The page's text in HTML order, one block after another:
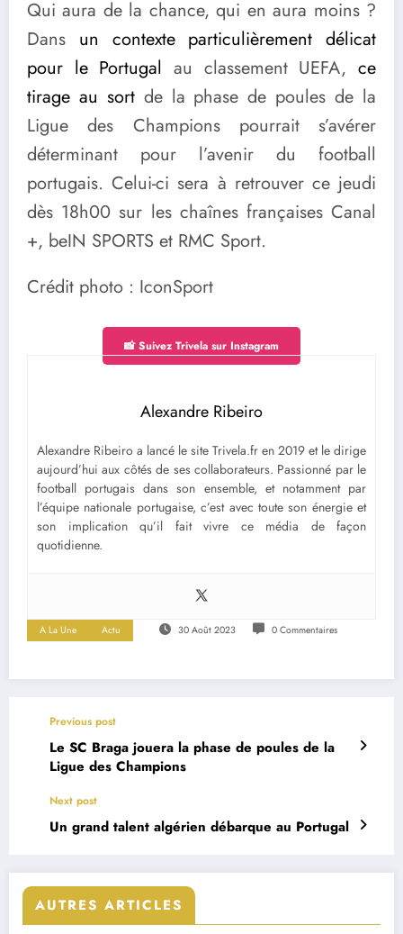
Qui aura de la chance, qui en aura moins ?
Dans un contexte particulièrement délicat
pour le Portugal au classement UEFA,ce
tirage au sortde la phase de poules de la
Ligue des Champions pourrait s’avérer
déterminant pour l’avenir du football
portugais. Celui-ci sera à retrouver ce jeudi
dès 18h00 sur les chaînes françaises Canal
+, beIN SPORTS et RMC Sport.
Crédit photo : IconSport
📸 Suivez Trivela sur Instagram
Alexandre Ribeiro
Alexandre Ribeiro a lancé le site Trivela.fr en 2019 et le dirige
aujourd’hui aux côtés de ses collaborateurs. Passionné par le
football portugais dans son ensemble, et notamment par
l’équipe nationale portugaise, c’est avec toute son énergie et
son implication qu’il fait vivre ce média de façon
quotidienne.
A La Une Actu 30 Août 2023 0 Commentaires
Previous post
Le SC Braga jouera la phase de poules de la
Ligue des Champions
Next post
Un grand talent algérien débarque au Portugal
AUTRES ARTICLES